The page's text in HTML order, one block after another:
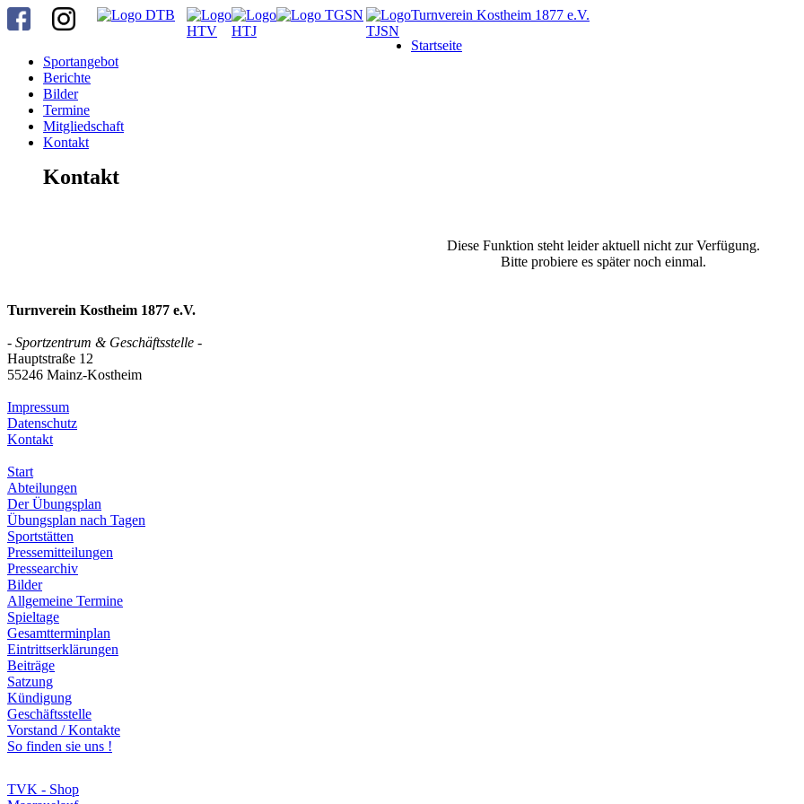
Turnverein Kostheim 1877 e.V.
Startseite
Sportangebot
Berichte
Bilder
Termine
Mitgliedschaft
Kontakt
Kontakt
Diese Funktion steht leider aktuell nicht zur Verfügung.
Bitte probiere es später noch einmal.
Turnverein Kostheim 1877 e.V.
- Sportzentrum & Geschäftsstelle -
Hauptstraße 12
55246 Mainz-Kostheim
Impressum
Datenschutz
Kontakt
Start
Abteilungen
Der Übungsplan
Übungsplan nach Tagen
Sportstätten
Pressemitteilungen
Pressearchiv
Bilder
Allgemeine Termine
Spieltage
Gesamtterminplan
Eintrittserklärungen
Beiträge
Satzung
Kündigung
Geschäftsstelle
Vorstand / Kontakte
So finden sie uns !
TVK - Shop